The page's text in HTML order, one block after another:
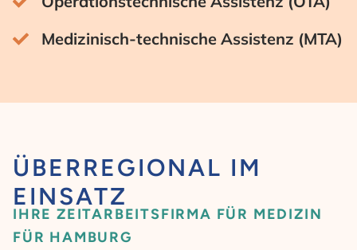
Medizinisch-technische Assistenz (MTA)
ÜBERREGIONAL IM
EINSATZ
IHRE ZEITARBEITSFIRMA FÜR MEDIZIN
FÜR HAMBURG